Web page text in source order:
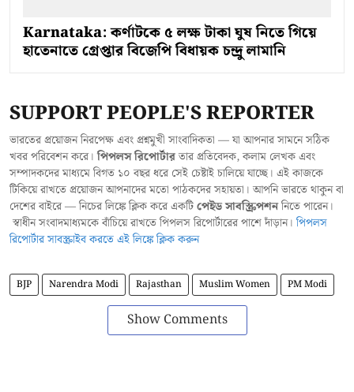
Karnataka: কর্ণাটকে ৫ লক্ষ টাকা ঘুষ নিতে গিয়ে
হাতেনাতে গ্রেপ্তার বিজেপি বিধায়ক চন্দ্রু লামানি
SUPPORT PEOPLE'S REPORTER
ভারতের প্রয়োজন নিরপেক্ষ এবং প্রশ্নমুখী সাংবাদিকতা — যা আপনার সামনে সঠিক
খবর পরিবেশন করে।পিপলস রিপোর্টারতার প্রতিবেদক, কলাম লেখক এবং
সম্পাদকদের মাধ্যমে বিগত ১০ বছর ধরে সেই চেষ্টাই চালিয়ে যাচ্ছে। এই কাজকে
টিকিয়ে রাখতে প্রয়োজন আপনাদের মতো পাঠকদের সহায়তা। আপনি ভারতে থাকুন বা
দেশের বাইরে — নিচের লিঙ্কে ক্লিক করে একটিপেইড সাবস্ক্রিপশননিতে পারেন।
স্বাধীন সংবাদমাধ্যমকে বাঁচিয়ে রাখতে পিপলস রিপোর্টারের পাশে দাঁড়ান।পিপলস
রিপোর্টার সাবস্ক্রাইব করতে এই লিঙ্কে ক্লিক করুন
BJP Narendra Modi Rajasthan Muslim Women PM Modi
Show Comments